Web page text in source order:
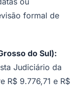
formal de
do Sul):
Judiciário da
R$ 9.776,71 e R$